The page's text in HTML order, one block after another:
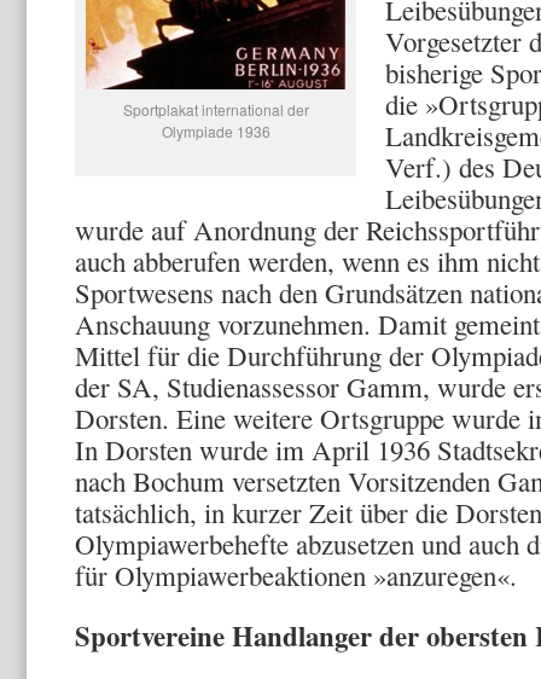
Sportplakat international der
Olympiade 1936
Vorgesetzter
bisherige
die
Verf.) des
wurde auf An­ordnung der
auch abberufen werden, wenn es ihm
Sportwe­sens nach den Grundsätzen
Anschauung vorzunehmen. Damit
Mittel für die Durchführung der
der SA, Studienassessor Gamm, wurde
Dorsten. Eine weitere Ortsgruppe wurde
In Dorsten wurde im April 1936
nach Bochum versetzten Vorsitzen­den
tatsächlich, in kurzer Zeit über die
Olympiawerbehefte abzusetzen und auch
für Olympiawerbeaktionen »anzuregen«.
Sportvereine Handlanger der